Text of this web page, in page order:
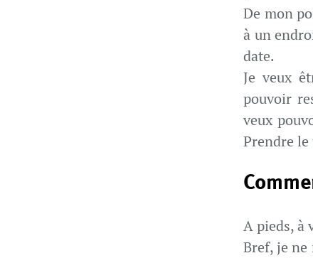
De mon
à un
date.
Je veux
pouvoir
veux
Prendre
A pieds, à
Bref, je ne